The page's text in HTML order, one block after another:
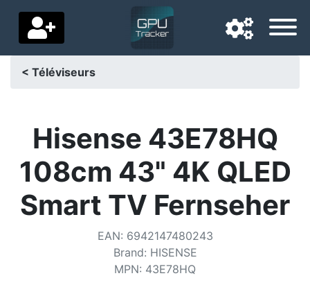
Pays de livraison
Accueil
Baisses de prix
Paramètres
< Téléviseurs
Hisense 43E78HQ
108cm 43" 4K QLED
Smart TV Fernseher
EAN: 6942147480243
Brand: HISENSE
MPN: 43E78HQ